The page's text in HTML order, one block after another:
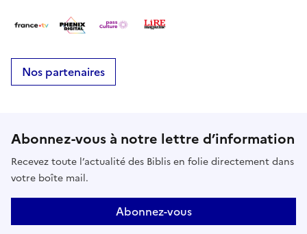
Nos partenaires
Abonnez-vous à notre lettre d’information
Recevez toute l’actualité des Biblis en folie directement dans
votre boîte mail.
Abonnez-vous